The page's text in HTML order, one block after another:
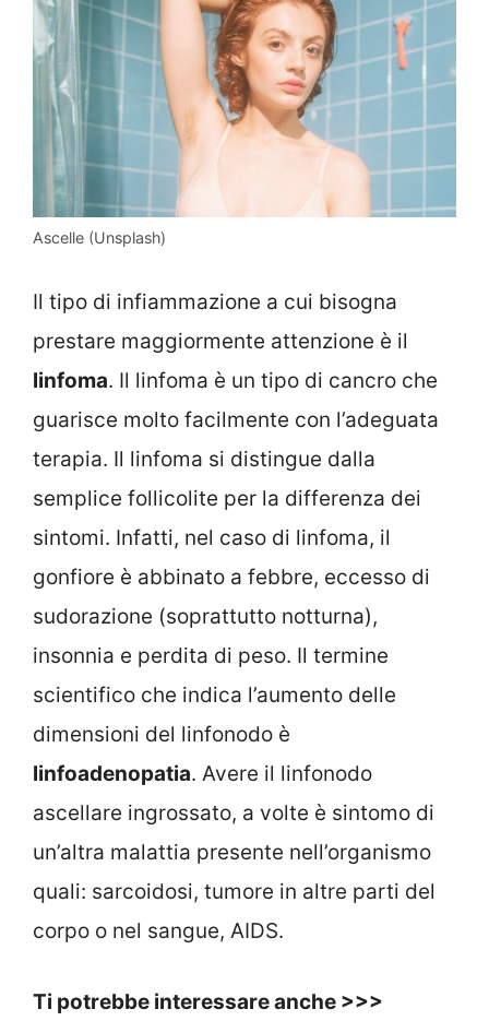
Ascelle (Unsplash)
Il tipo di infiammazione a cui bisogna
prestare maggiormente attenzione è il
linfoma. Il linfoma è un tipo di cancro che
guarisce molto facilmente con l’adeguata
terapia. Il linfoma si distingue dalla
semplice follicolite per la differenza dei
sintomi. Infatti, nel caso di linfoma, il
gonfiore è abbinato a febbre, eccesso di
sudorazione (soprattutto notturna),
insonnia e perdita di peso. Il termine
scientifico che indica l’aumento delle
dimensioni del linfonodo è
linfoadenopatia. Avere il linfonodo
ascellare ingrossato, a volte è sintomo di
un’altra malattia presente nell’organismo
quali: sarcoidosi, tumore in altre parti del
corpo o nel sangue, AIDS.
Ti potrebbe interessare anche >>>